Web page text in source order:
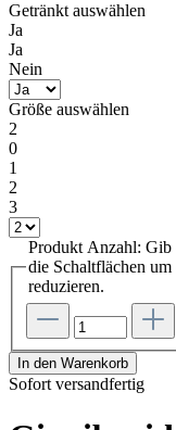
Getränkt auswählen
Ja
Ja
Nein
Größe auswählen
2
0
1
2
3
Produkt Anzahl: Gib
die Schaltflächen
reduzieren.
In den Warenkorb
Sofort versandfertig